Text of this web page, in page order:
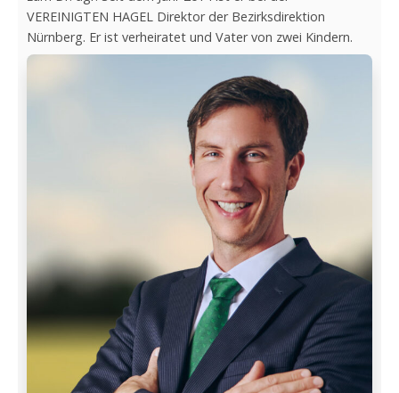
VEREINIGTEN HAGEL Direktor der Bezirksdirektion
Nürnberg. Er ist verheiratet und Vater von zwei Kindern.